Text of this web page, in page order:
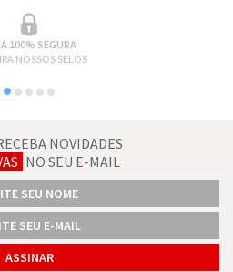
100% SEGURA
NOSSOS SELOS
NOVIDADES
NO SEU E-MAIL